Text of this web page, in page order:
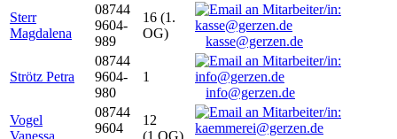
Sterr
Magdalena
08744
9604-
989
16 (1.
OG)
kasse@gerzen.de
Strötz Petra
08744
9604-
980
1
info@gerzen.de
Vogel
Vanessa
08744
9604
12
(1.OG)